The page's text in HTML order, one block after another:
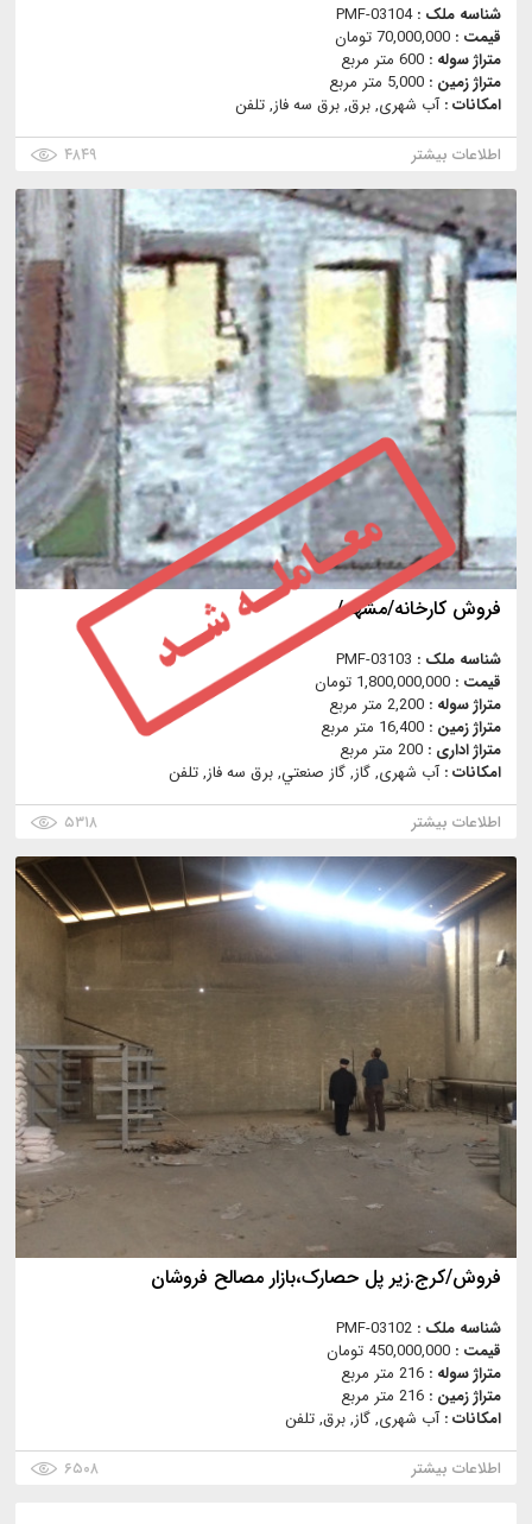
شناسه ملک :PMF-03104
قیمت : 70,000,000 تومان
متراژ سوله : 600 متر مربع
متراژ زمین : 5,000 متر مربع
امکانات :آب شهری, برق, برق سه فاز, تلفن
اطلاعات بیشتر
۴۸۴۹
فروش کارخانه/مشهد/
شناسه ملک : PMF-03103
قیمت : 1,800,000,000 تومان
متراژ سوله : 2,200 متر مربع
متراژ زمین : 16,400 متر مربع
متراژ اداری : 200 متر مربع
امکانات :آب شهری, گاز, گاز صنعتي, برق سه فاز, تلفن
اطلاعات بیشتر
۵۳۱۸
فروش/کرج.زیر پل حصارک،بازار مصالح فروشان
شناسه ملک : PMF-03102
قیمت : 450,000,000 تومان
متراژ سوله : 216 متر مربع
متراژ زمین : 216 متر مربع
امکانات :آب شهری, گاز, برق, تلفن
اطلاعات بیشتر
۶۵۰۸